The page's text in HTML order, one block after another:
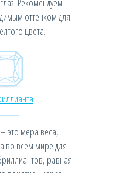
Рекомендуем
оттенком для
цвета.
это мера веса,
во всем мире для
равная